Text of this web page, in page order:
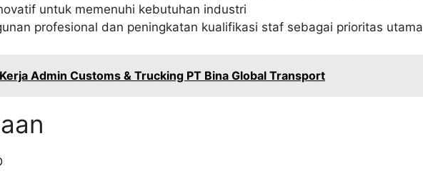
untuk memenuhi kebutuhan industri
profesional dan peningkatan kualifikasi staf sebagai prioritas utama
Admin Customs & Trucking PT Bina Global Transport